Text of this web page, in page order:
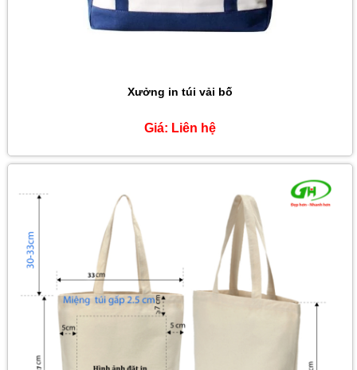
Xưởng in túi vải bố
Giá: Liên hệ